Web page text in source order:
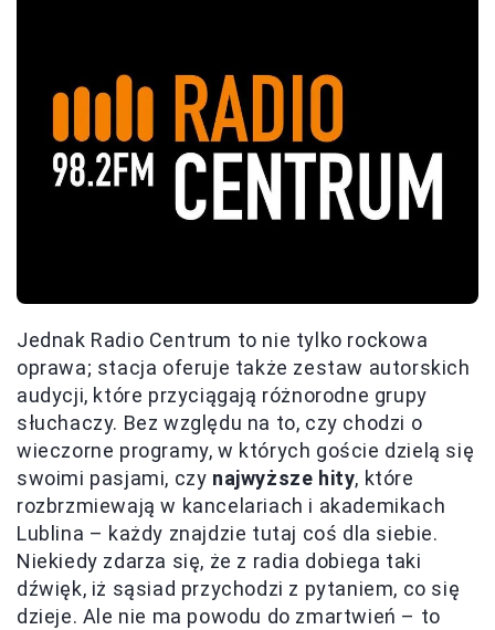
Jednak Radio Centrum to nie tylko rockowa
oprawa; stacja oferuje także zestaw autorskich
audycji, które przyciągają różnorodne grupy
słuchaczy. Bez względu na to, czy chodzi o
wieczorne programy, w których goście dzielą się
swoimi pasjami, czy najwyższe hity, które
rozbrzmiewają w kancelariach i akademikach
Lublina – każdy znajdzie tutaj coś dla siebie.
Niekiedy zdarza się, że z radia dobiega taki
dźwięk, iż sąsiad przychodzi z pytaniem, co się
dzieje. Ale nie ma powodu do zmartwień – to